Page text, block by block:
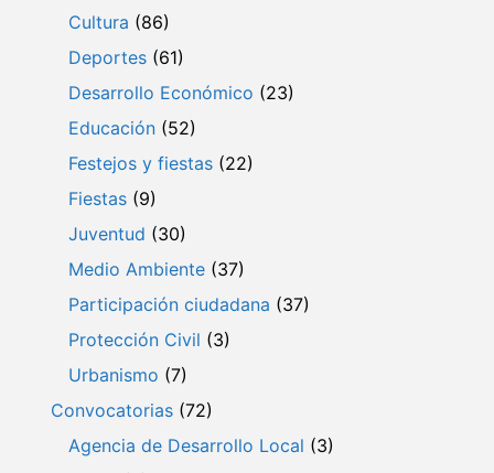
Cultura (86)
Deportes (61)
Desarrollo Económico (23)
Educación (52)
Festejos y fiestas (22)
Fiestas (9)
Juventud (30)
Medio Ambiente (37)
Participación ciudadana (37)
Protección Civil (3)
Urbanismo (7)
Convocatorias (72)
Agencia de Desarrollo Local (3)